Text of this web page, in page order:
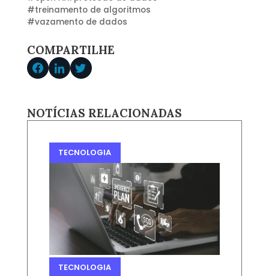
#treinamento de algoritmos
#vazamento de dados
COMPARTILHE
NOTÍCIAS RELACIONADAS
TECNOLOGIA
TECNOLOGIA